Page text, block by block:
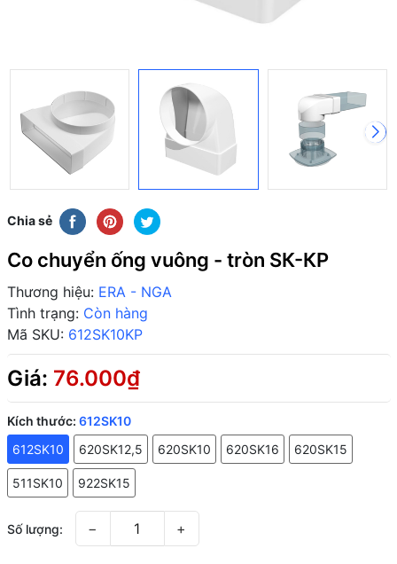
Chia sẻ
Co chuyển ống vuông - tròn SК-КP
Thương hiệu: ERA - NGA
Tình trạng: Còn hàng
Mã SKU: 612SK10KP
Giá: 76.000₫
Kích thước: 612SK10
612SK10
620SK12,5 620SK10 620SK16 620SK15
511SK10 922SK15
Số lượng: − +